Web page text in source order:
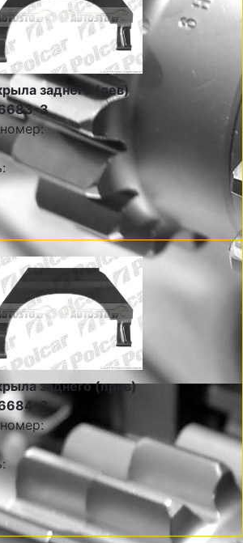
заднего (лев)
3
заднего (прав)
3